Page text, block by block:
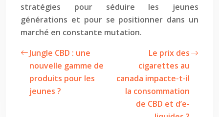
stratégies pour séduire les jeunes
générations et pour se positionner dans un
marché en constante mutation.
Jungle CBD : une
nouvelle gamme de
produits pour les
jeunes ?
Le prix des
cigarettes au
canada impacte-t-il
la consommation
de CBD et d’e-